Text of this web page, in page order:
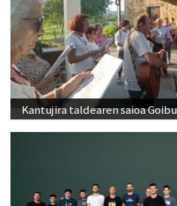
Kantujira taldearen saioa